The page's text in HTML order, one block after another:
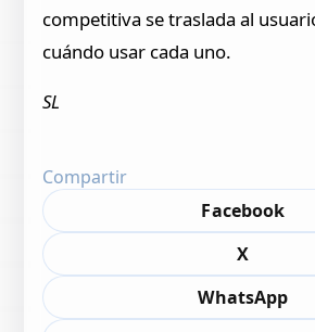
competitiva se traslada al
cuándo usar cada uno.
SL
Compartir
Facebook
X
WhatsApp